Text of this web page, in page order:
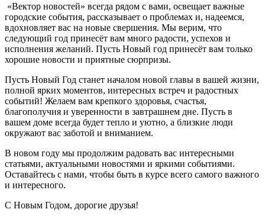
«Вектор новостей» всегда рядом с вами, освещает важные
городские события, рассказывает о проблемах и, надеемся,
вдохновляет вас на новые свершения. Мы верим, что
следующий год принесёт вам много радости, успехов и
исполнения желаний. Пусть Новый год принесёт вам только
хорошие новости и приятные сюрпризы.
Пусть Новый Год станет началом новой главы в вашей жизни,
полной ярких моментов, интересных встреч и радостных
событий! Желаем вам крепкого здоровья, счастья,
благополучия и уверенности в завтрашнем дне. Пусть в
вашем доме всегда будет тепло и уютно, а близкие люди
окружают вас заботой и вниманием.
В новом году мы продолжим радовать вас интересными
статьями, актуальными новостями и яркими событиями.
Оставайтесь с нами, чтобы быть в курсе всего самого важного
и интересного.
С Новым Годом, дорогие друзья!